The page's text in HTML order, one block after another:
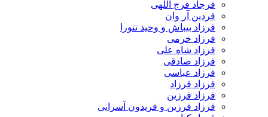
فرجاد فرج اللهی
فردین آر وان
فرزاد بیباش و وحید تتورا
فرزاد خرمی
فرزاد شاه علی
فرزاد صادقی
فرزاد عباسی
فرزاد فرزاد
فرزاد فرزین
فرزاد فرزین و فریدون آسرایی